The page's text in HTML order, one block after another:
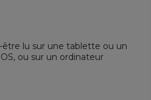
lu sur une tablette ou un
ou sur un ordinateur